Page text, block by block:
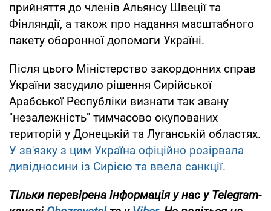
прийняття до членів Альянсу Швеції та
Фінляндії, а також про надання масштабного
пакету оборонної допомоги Україні.
Після цього Міністерство закордонних справ
України засудило рішення Сирійської
Арабської Республіки визнати так звану
"незалежність" тимчасово окупованих
територій у Донецькій та Луганській областях.
У зв'язку з цим Україна офіційно розірвала
дивідносини із Сирією та ввела санкції.
Тільки перевірена інформація у нас у Telegram-